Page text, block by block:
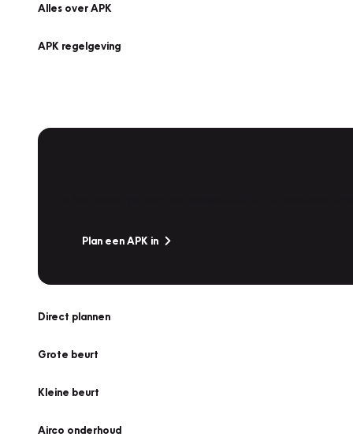
Alles over APK
APK regelgeving
Plan een APK in
Direct plannen
Grote beurt
Kleine beurt
Airco onderhoud